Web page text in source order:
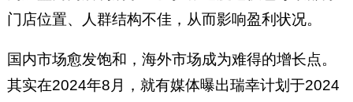
门店位置、人群结构不佳，从而影响盈利状况。
国内市场愈发饱和，海外市场成为难得的增长点。
其实在2024年8月，就有媒体曝出瑞幸计划于2024